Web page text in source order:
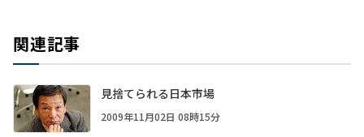
関連記事
見捨てられる日本市場
2009年11月02日 08時15分